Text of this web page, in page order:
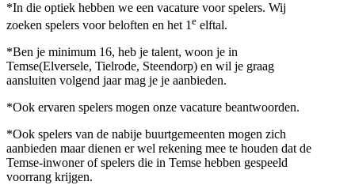
*In die optiek hebben we een vacature voor spelers. Wij
zoeken spelers voor beloften en het 1 e elftal.
*Ben je minimum 16, heb je talent, woon je in
Temse(Elversele, Tielrode, Steendorp) en wil je graag
aansluiten volgend jaar mag je je aanbieden.
*Ook ervaren spelers mogen onze vacature beantwoorden.
*Ook spelers van de nabije buurtgemeenten mogen zich
aanbieden maar dienen er wel rekening mee te houden dat de
Temse-inwoner of spelers die in Temse hebben gespeeld
voorrang krijgen.